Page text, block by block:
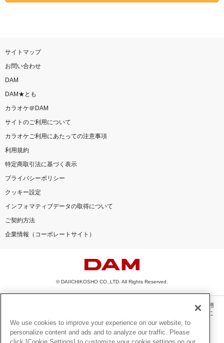
サイトマップ
お問い合わせ
DAM
DAM★とも
カラオケ＠DAM
サイトのご利用について
カラオケご利用にあたっての注意事項
利用規約
特定商取引法に基づく表示
プライバシーポリシー
クッキー設定
インフォマティブデータの取得について
ご契約方法
企業情報（コーポレートサイト）
© DAIICHIKOSHO CO.,LTD. All Rights Reserved.
このサイトに掲載されている一切の文章・画像・写真・動画・音声等を、手段や形態
を問わず、著作権法の定める範囲を超えて無断で複製、転載、ファイル化などするこ
とを禁じます。
楽曲及びコンテンツは、機種によりご利用いただけない場合があります。
We use cookies to improve your experience on our website, to
personalize content and ads and to analyze our traffic. Please